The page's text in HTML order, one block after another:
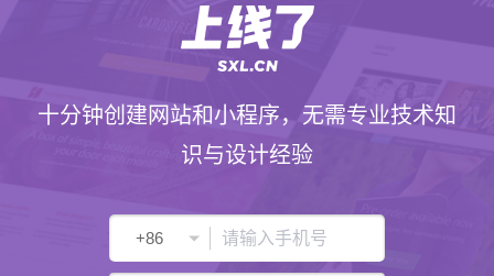
十分钟创建网站和小程序，无需专业技术知
识与设计经验